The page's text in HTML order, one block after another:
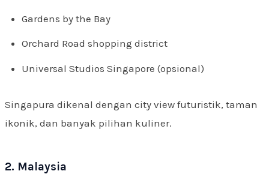
Gardens by the Bay
Orchard Road shopping district
Universal Studios Singapore (opsional)
Singapura dikenal dengan city view futuristik, taman
ikonik, dan banyak pilihan kuliner.
2. Malaysia